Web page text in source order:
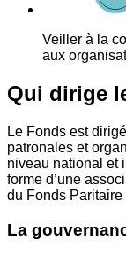
Veiller à la
aux
Qui dirige
Le Fonds est
patronales et
niveau national et
forme d’une
du Fonds
La